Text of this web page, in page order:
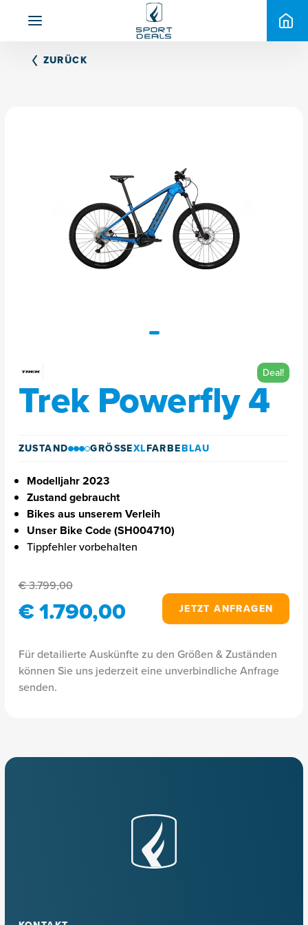
ZURÜCK
Deal!
Trek Powerfly 4
ZUSTAND GRÖSSEXLFARBEBLAU
Modelljahr 2023
Zustand gebraucht
Bikes aus unserem Verleih
Unser Bike Code (SH004710)
Tippfehler vorbehalten
€ 3.799,00
€ 1.790,00 JETZT ANFRAGEN
Für detailierte Auskünfte zu den Größen & Zuständen
können Sie uns jederzeit eine unverbindliche Anfrage
senden.